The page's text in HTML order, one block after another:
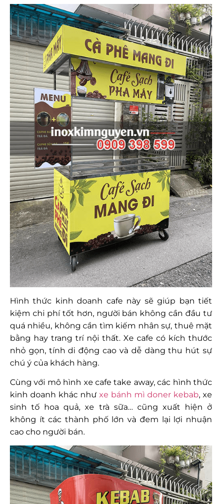
Hình thức kinh doanh cafe này sẽ giúp bạn tiết
kiệm chi phí tốt hơn, người bán không cần đầu tư
quá nhiều, không cần tìm kiếm nhân sự, thuê mặt
bằng hay trang trí nội thất. Xe cafe có kích thước
nhỏ gọn, tính di động cao và dễ dàng thu hút sự
chú ý của khách hàng.
Cùng với mô hình xe cafe take away, các hình thức
kinh doanh khác như xe bánh mì doner kebab, xe
sinh tố hoa quả, xe trà sữa… cũng xuất hiện ở
không ít các thành phố lớn và đem lại lợi nhuận
cao cho người bán.